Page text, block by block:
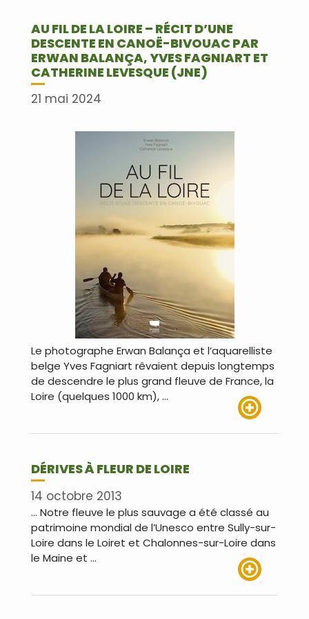
AU FIL DE LA LOIRE – RÉCIT D’UNE
DESCENTE EN CANOË-BIVOUAC PAR
ERWAN BALANÇA, YVES FAGNIART ET
CATHERINE LEVESQUE (JNE)
21 mai 2024
Le photographe Erwan Balança et l’aquarelliste
belge Yves Fagniart rêvaient depuis longtemps
de descendre le plus grand fleuve de France, la
Loire (quelques 1000 km), …
DÉRIVES À FLEUR DE LOIRE
14 octobre 2013
… Notre fleuve le plus sauvage a été classé au
patrimoine mondial de l’Unesco entre Sully-sur-
Loire dans le Loiret et Chalonnes-sur-Loire dans
le Maine et …